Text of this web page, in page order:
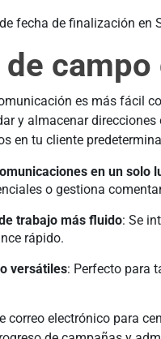
es más fácil
y almacenar
en tu cliente
en un solo
o gestiona
trabajo más fluido: Se
rápido.
versátiles: Perfecto para
correo electrónico para